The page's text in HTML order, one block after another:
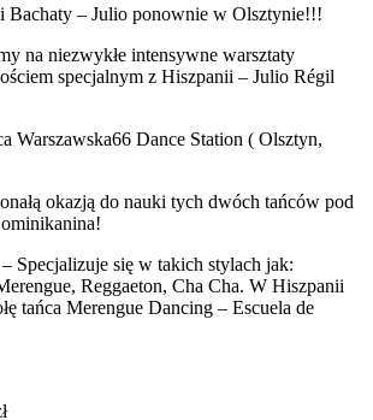
Bachaty – Julio ponownie w Olsztynie!!!
na niezwykłe intensywne warsztaty
specjalnym z Hiszpanii – Julio Régil
Warszawska66 Dance Station ( Olsztyn,
okazją do nauki tych dwóch tańców pod
Specjalizuje się w takich stylach jak:
Reggaeton, Cha Cha. W Hiszpanii
tańca Merengue Dancing – Escuela de